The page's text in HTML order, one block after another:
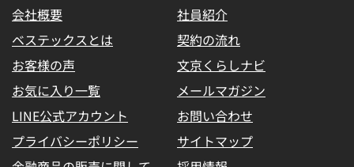
会社概要
社員紹介
ベステックスとは
契約の流れ
お客様の声
文京くらしナビ
お気に入り一覧
メールマガジン
LINE公式アカウント
お問い合わせ
プライバシーポリシー
サイトマップ